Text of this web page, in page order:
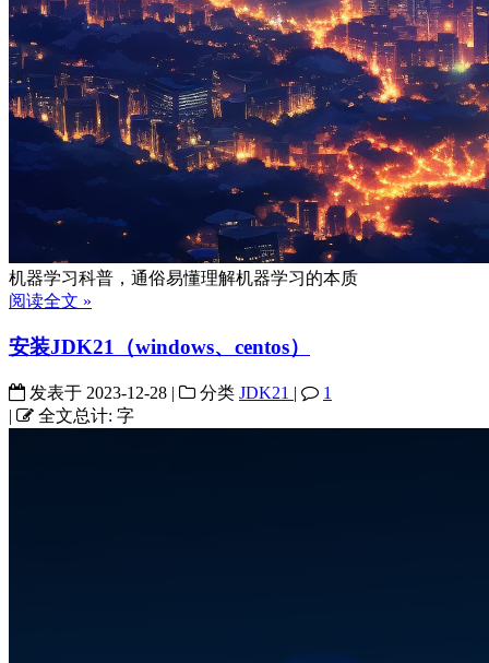
机器学习科普，通俗易懂理解机器学习的本质
阅读全文 »
安装JDK21（windows、centos）
发表于 2023-12-28 | 分类 JDK21 |
1
|
全文总计: 字